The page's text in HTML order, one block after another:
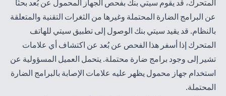
المتحرك، قد يقوم سيتي بنك بفحص الجهاز المحمول عن بُعد بحثًا
عن البرامج الضارة المحتملة وغيرها من الثغرات التقنية والمتعلقة
بالنظام. قد يقيد سيتي بنك الوصول إلى تطبيق سيتي للهاتف
المتحرك إذا أسفر هذا الفحص عن بُعد عن اكتشاف أي علامات
تشير إلى وجود برامج ضارة محتملة. يتحمل العميل المسؤولية عن
استخدام جهاز محمول يظهر عليه علامات الإصابة بالبرامج الضارة
المحتملة.